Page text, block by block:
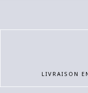
LIVRAISON